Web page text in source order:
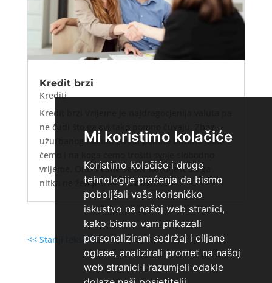
Mi koristimo kolačiće
Koristimo kolačiće i druge
tehnologije praćenja da bismo
poboljšali vaše korisničko
iskustvo na našoj web stranici,
kako bismo vam prikazali
personalizirani sadržaj i ciljane
oglase, analizirali promet na našoj
web stranici i razumjeli odakle
Kredit brzi
Krediti
Kredit brzi Vrijeme je najdragocjenija valuta pa
ne čudi što ga svi tako pomno čuvaju. Zbog
užurbanog načina života pomno biramo kako
ćemo i na koga ćemo trošiti svoje slobodno
vrijeme. Ono s čime se svi slažu jest da ga
nitko ne želi provesti u dugim...
<< Stariji tekstovi